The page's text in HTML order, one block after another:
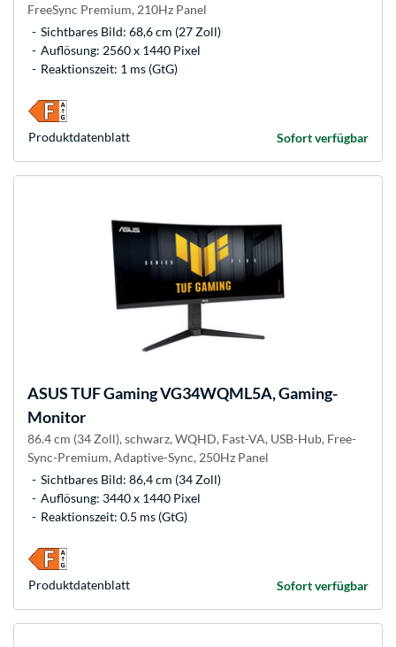
FreeSync Premium, 210Hz Panel
Sichtbares Bild: 68,6 cm (27 Zoll)
Auflösung: 2560 x 1440 Pixel
Reaktionszeit: 1 ms (GtG)
Sofort verfügbar
Produkt­datenblatt
ASUSTUF Gaming VG34WQML5A, Gaming-
Monitor
86.4 cm (34 Zoll), schwarz, WQHD, Fast-VA, USB-Hub, Free-
Sync-Premium, Adaptive-Sync, 250Hz Panel
Sichtbares Bild: 86,4 cm (34 Zoll)
Auflösung: 3440 x 1440 Pixel
Reaktionszeit: 0.5 ms (GtG)
Sofort verfügbar
Produkt­datenblatt